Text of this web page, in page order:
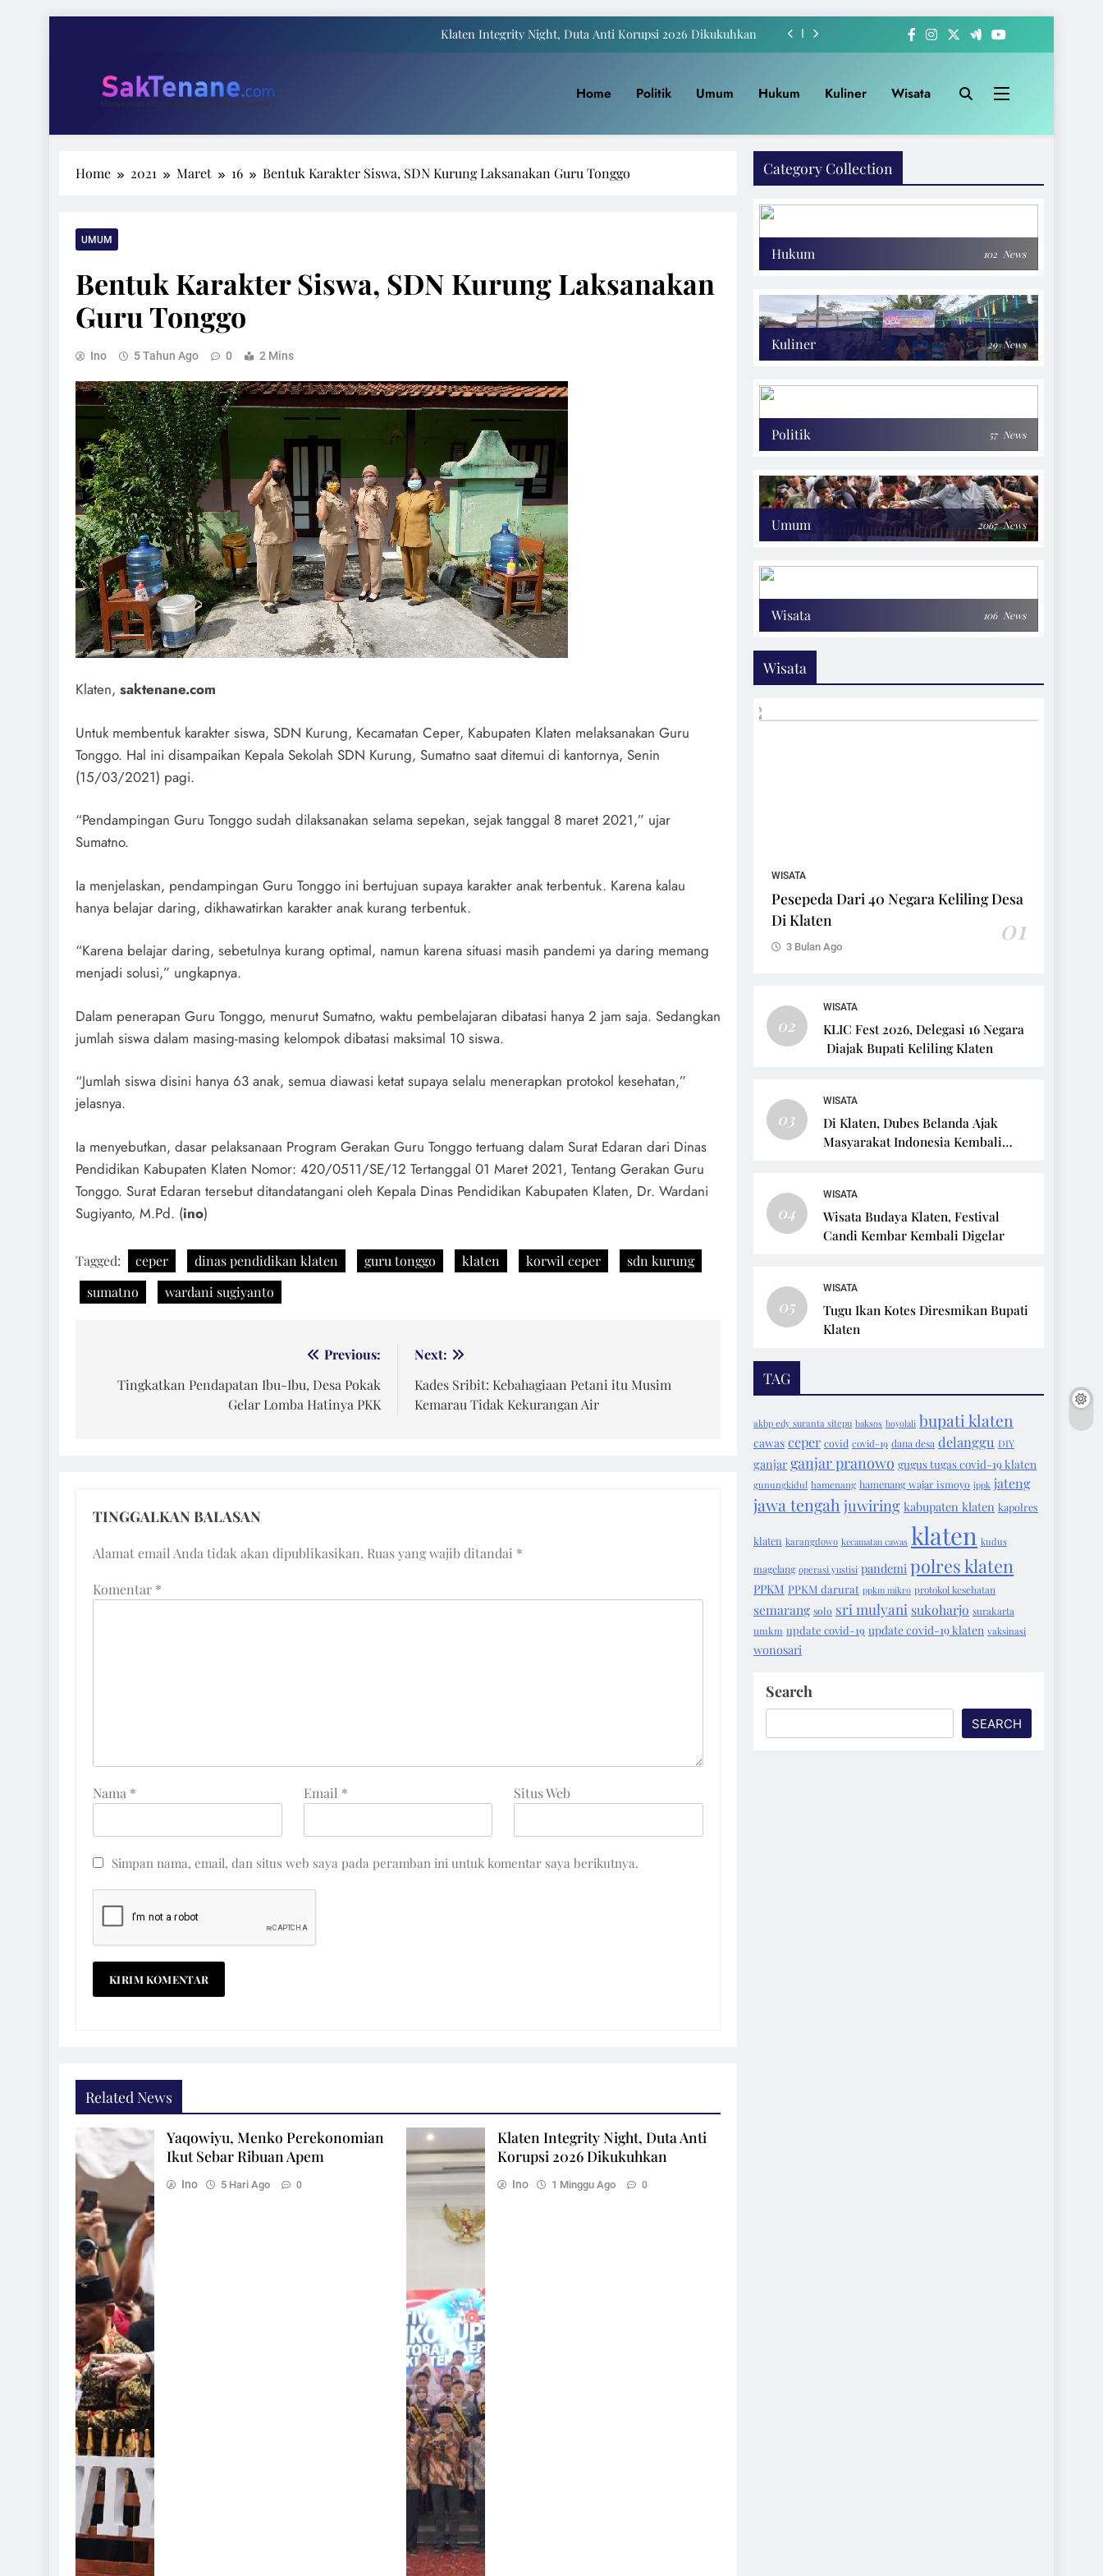
Klaten Integrity Night, Duta Anti Korupsi 2026 Dikukuhkan
Wakil Ketua Komite I DPD RI Muhdi: Pendidikan Harus Dinikmati Semua Masyarakat
Yaqowiyu, Menko Perekonomian Ikut Sebar Ribuan Apem
Klaten Integrity Night, Duta Anti Korupsi 2026 Dikukuhkan
SakTenane.com
Home Politik Umum Hukum Kuliner Wisata
Home 2021 Maret 16 Bentuk Karakter Siswa, SDN Kurung Laksanakan Guru Tonggo
UMUM
Bentuk Karakter Siswa, SDN Kurung Laksanakan
Guru Tonggo
Ino 5 Tahun Ago 0 2 Mins
Klaten, saktenane.com
Untuk membentuk karakter siswa, SDN Kurung, Kecamatan Ceper, Kabupaten Klaten melaksanakan Guru
Tonggo. Hal ini disampaikan Kepala Sekolah SDN Kurung, Sumatno saat ditemui di kantornya, Senin
(15/03/2021) pagi.
“Pendampingan Guru Tonggo sudah dilaksanakan selama sepekan, sejak tanggal 8 maret 2021,” ujar
Sumatno.
Ia menjelaskan, pendampingan Guru Tonggo ini bertujuan supaya karakter anak terbentuk. Karena kalau
hanya belajar daring, dikhawatirkan karakter anak kurang terbentuk.
“Karena belajar daring, sebetulnya kurang optimal, namun karena situasi masih pandemi ya daring memang
menjadi solusi,” ungkapnya.
Dalam penerapan Guru Tonggo, menurut Sumatno, waktu pembelajaran dibatasi hanya 2 jam saja. Sedangkan
jumlah siswa dalam masing-masing kelompok dibatasi maksimal 10 siswa.
“Jumlah siswa disini hanya 63 anak, semua diawasi ketat supaya selalu menerapkan protokol kesehatan,”
jelasnya.
Ia menyebutkan, dasar pelaksanaan Program Gerakan Guru Tonggo tertuang dalam Surat Edaran dari Dinas
Pendidikan Kabupaten Klaten Nomor: 420/0511/SE/12 Tertanggal 01 Maret 2021, Tentang Gerakan Guru
Tonggo. Surat Edaran tersebut ditandatangani oleh Kepala Dinas Pendidikan Kabupaten Klaten, Dr. Wardani
Sugiyanto, M.Pd. (ino)
Tagged: ceper dinas pendidikan klaten guru tonggo klaten korwil ceper
sdn kurung
sumatno
wardani sugiyanto
pos
Previous:
Tingkatkan Pendapatan Ibu-Ibu, Desa Pokak
Gelar Lomba Hatinya PKK
Next:
Kades Sribit: Kebahagiaan Petani itu Musim
Kemarau Tidak Kekurangan Air
TINGGALKAN BALASAN
Alamat email Anda tidak akan dipublikasikan. Ruas yang wajib ditandai *
Komentar *
Nama * Email * Situs Web
Simpan nama, email, dan situs web saya pada peramban ini untuk komentar saya berikutnya.
Related News
Yaqowiyu, Menko Perekonomian
Ikut Sebar Ribuan Apem
Ino 5 Hari Ago 0
Klaten Integrity Night, Duta Anti
Korupsi 2026 Dikukuhkan
Ino 1 Minggu Ago 0
Category Collection
Hukum 102 News
Kuliner 29 News
Politik 57 News
Umum 2067 News
Wisata 106 News
Wisata
WISATA
Pesepeda Dari 40 Negara Keliling Desa
Di Klaten
01
3 Bulan Ago
02
WISATA
KLIC Fest 2026, Delegasi 16 Negara
Diajak Bupati Keliling Klaten
03
WISATA
Di Klaten, Dubes Belanda Ajak
Masyarakat Indonesia Kembali
04
WISATA
Wisata Budaya Klaten, Festival
Candi Kembar Kembali Digelar
05
WISATA
Tugu Ikan Kotes Diresmikan Bupati
Klaten
TAG
akbp edy suranta sitepu baksos boyolali bupati klaten
cawas ceper covid covid-19 dana desa delanggu DIY
ganjar ganjar pranowo gugus tugas covid-19 klaten
gunungkidul hamenang hamenang wajar ismoyo ippk jateng
jawa tengah juwiring kabupaten klaten kapolres
klaten karangdowo kecamatan cawas klaten kudus
magelang operasi yustisi pandemi polres klaten
PPKM PPKM darurat ppkm mikro protokol kesehatan
semarang solo sri mulyani sukoharjo surakarta
umkm update covid-19 update covid-19 klaten vaksinasi
wonosari
Search
SEARCH